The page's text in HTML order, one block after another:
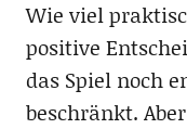
Wie viel
positive
das Spiel noch
beschränkt.